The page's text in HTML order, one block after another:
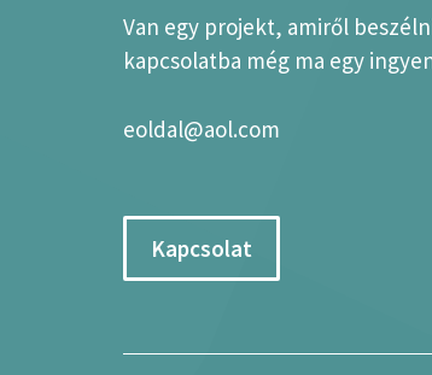
Van egy projekt, amiről
kapcsolatba még ma egy
eoldal@aol.com
Kapcsolat